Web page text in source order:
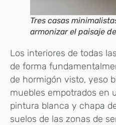
Tres casas
armonizar el paisaje
Los interiores de todas
de forma
de hormigón visto, yeso
muebles empotrados en
pintura blanca y chapa
suelos de las zonas de